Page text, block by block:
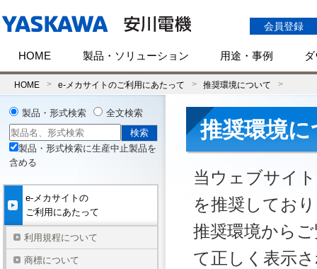
会員登録
HOME 製品・ソリューション 用途・事例
HOME e-メカサイトのご利用にあたって 推奨環境について
推奨環境
当ウェブサイ
を推奨してお
推奨環境から
て正しく表示
製品・形式検索 全文検索
製品・形式検索に生産中止製品を
含める
e-メカサイトの
ご利用にあたって
利用規程について
商標について